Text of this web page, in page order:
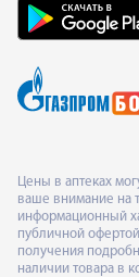
Цены в аптеках
ваше внимание на
информационный
публичной
получения
наличии товара в